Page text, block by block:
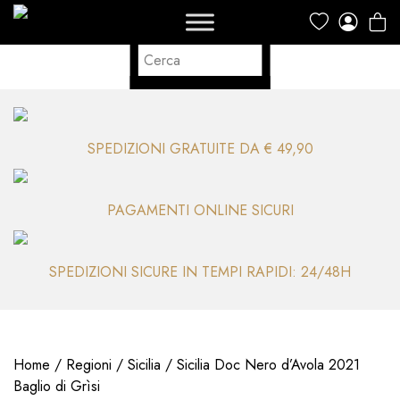
SPEDIZIONI GRATUITE DA € 49,90
PAGAMENTI ONLINE SICURI
SPEDIZIONI SICURE IN TEMPI RAPIDI: 24/48H
Home / Regioni / Sicilia / Sicilia Doc Nero d’Avola 2021
Baglio di Grìsi